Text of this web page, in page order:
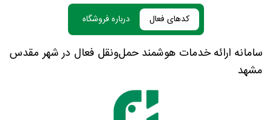
کدهای فعال درباره فروشگاه
سامانه ارائه خدمات هوشمند حمل‌ونقل فعال در شهر مقدس
مشهد